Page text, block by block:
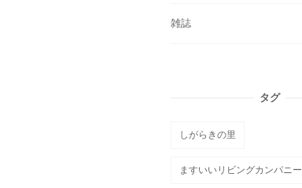
雑誌
タグ
しがらきの里
ますいいリビングカンパニー